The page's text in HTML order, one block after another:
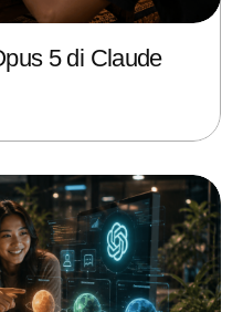
5 di Claude